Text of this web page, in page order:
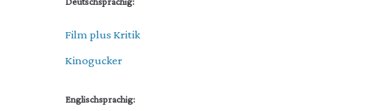
Film plus Kritik
Kinogucker
Englischsprachig: